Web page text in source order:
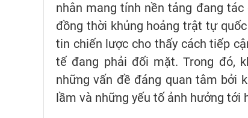
nhân mang tính nền tảng đang
đồng thời khủng hoảng trật tự
tin chiến lược cho thấy cách tiếp
tế đang phải đối mặt. Trong đó,
những vấn đề đáng quan tâm bởi
lầm và những yếu tố ảnh hưởng